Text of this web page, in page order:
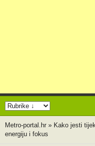
Metro-portal.hr » Kako jesti
energiju i fokus